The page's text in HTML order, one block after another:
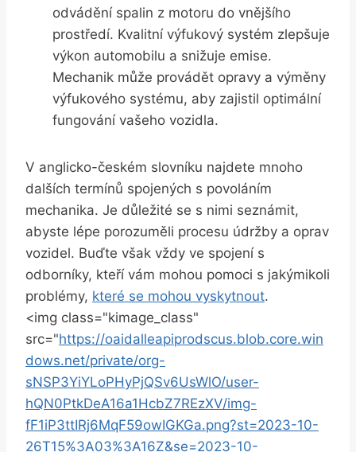
odvádění spalin z motoru do vnějšího
prostředí. Kvalitní výfukový systém zlepšuje
výkon automobilu a snižuje emise.
Mechanik může provádět opravy a výměny
výfukového systému, aby zajistil optimální
fungování vašeho vozidla.
V anglicko-českém slovníku najdete mnoho
dalších termínů spojených s povoláním
mechanika. Je důležité se s nimi seznámit,
abyste lépe porozuměli procesu údržby a oprav
vozidel. Buďte však vždy ve spojení s
odborníky, kteří vám mohou pomoci s jakýmikoli
problémy, které se mohou vyskytnout.
<img class="kimage_class"
src="https://oaidalleapiprodscus.blob.core.win
dows.net/private/org-
sNSP3YiYLoPHyPjQSv6UsWlO/user-
hQN0PtkDeA16a1HcbZ7REzXV/img-
fF1iP3ttIRj6MqF59owIGKGa.png?st=2023-10-
26T15%3A03%3A16Z&se=2023-10-